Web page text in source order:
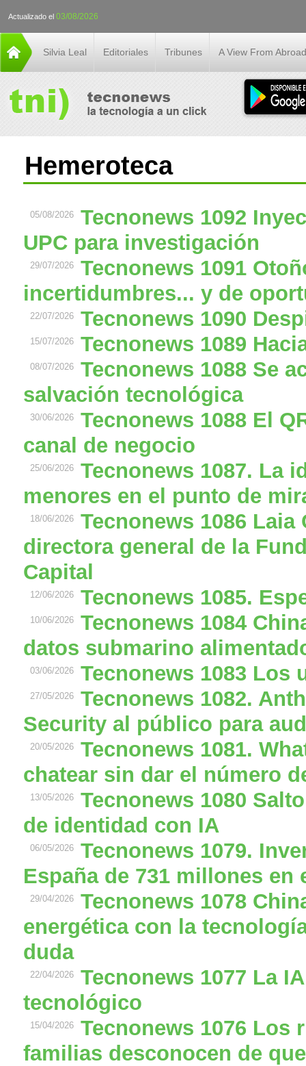
Actualizado el 03/08/2026
Silvia Leal Editoriales Tribunes A View From Abroad
Hemeroteca
05/08/2026
Tecnonews 1092
UPC para investigación
29/07/2026
Tecnonews 1091
incertidumbres... y de
22/07/2026 Tecnonews 1090
15/07/2026 Tecnonews 1089
08/07/2026
Tecnonews 1088 Se
salvación tecnológica
30/06/2026
Tecnonews 1088 El
canal de negocio
25/06/2026
Tecnonews 1087. La
menores en el punto de
18/06/2026
Tecnonews 1086 Laia
directora general de la
Capital
12/06/2026 Tecnonews 1085.
10/06/2026
Tecnonews 1084
datos submarino
03/06/2026 Tecnonews 1083 Los
27/05/2026
Tecnonews 1082.
Security al público para
20/05/2026
Tecnonews 1081.
chatear sin dar el número
13/05/2026
Tecnonews 1080
de identidad con IA
06/05/2026
Tecnonews 1079.
España de 731 millones
29/04/2026
Tecnonews 1078
energética con la
duda
22/04/2026
Tecnonews 1077 La
tecnológico
15/04/2026
Tecnonews 1076 Los
familias desconocen de